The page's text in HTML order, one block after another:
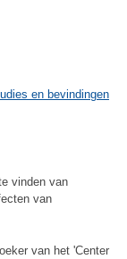
en bevindingen
vinden van
van
van het 'Center